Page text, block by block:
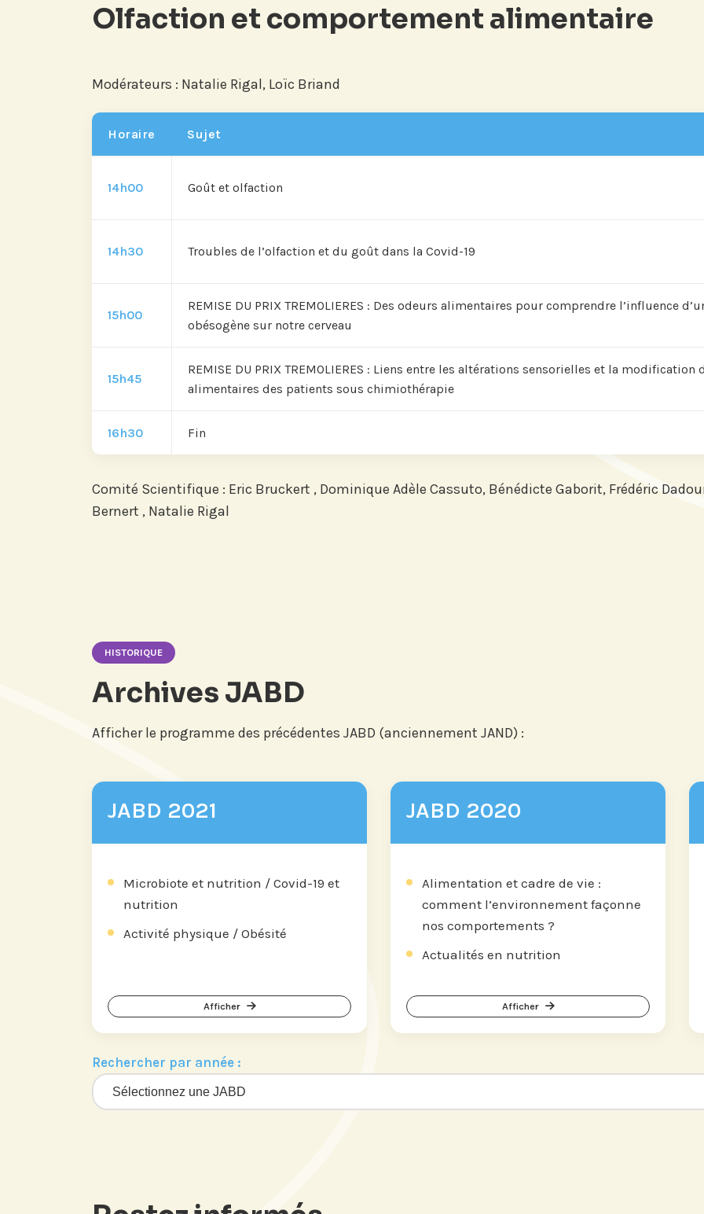
Olfaction et comportement alimentaire
Modérateurs : Natalie Rigal, Loïc Briand
Horaire Sujet
14h00 Goût et olfaction
14h30 Troubles de l’olfaction et du goût dans la Covid-19
15h00
REMISE DU PRIX TREMOLIERES : Des odeurs alimentaires pour comprendre l’influence
obésogène sur notre cerveau
15h45
REMISE DU PRIX TREMOLIERES : Liens entre les altérations sensorielles et la
alimentaires des patients sous chimiothérapie
16h30 Fin
Comité Scientifique : Eric Bruckert , Dominique Adèle Cassuto, Bénédicte Gaborit, Frédéric
Bernert , Natalie Rigal
HISTORIQUE
Archives JABD
Afficher le programme des précédentes JABD (anciennement JAND) :
JABD 2021
Microbiote et nutrition / Covid-19 et
nutrition
Activité physique / Obésité
Afficher
JABD 2020
Alimentation et cadre de vie :
comment l’environnement façonne
nos comportements ?
Actualités en nutrition
Afficher
Rechercher par année :
Abonnez-vous à notre
nos actualités, événements
et les avancées de l'Institut.
Abonnez-vous sur